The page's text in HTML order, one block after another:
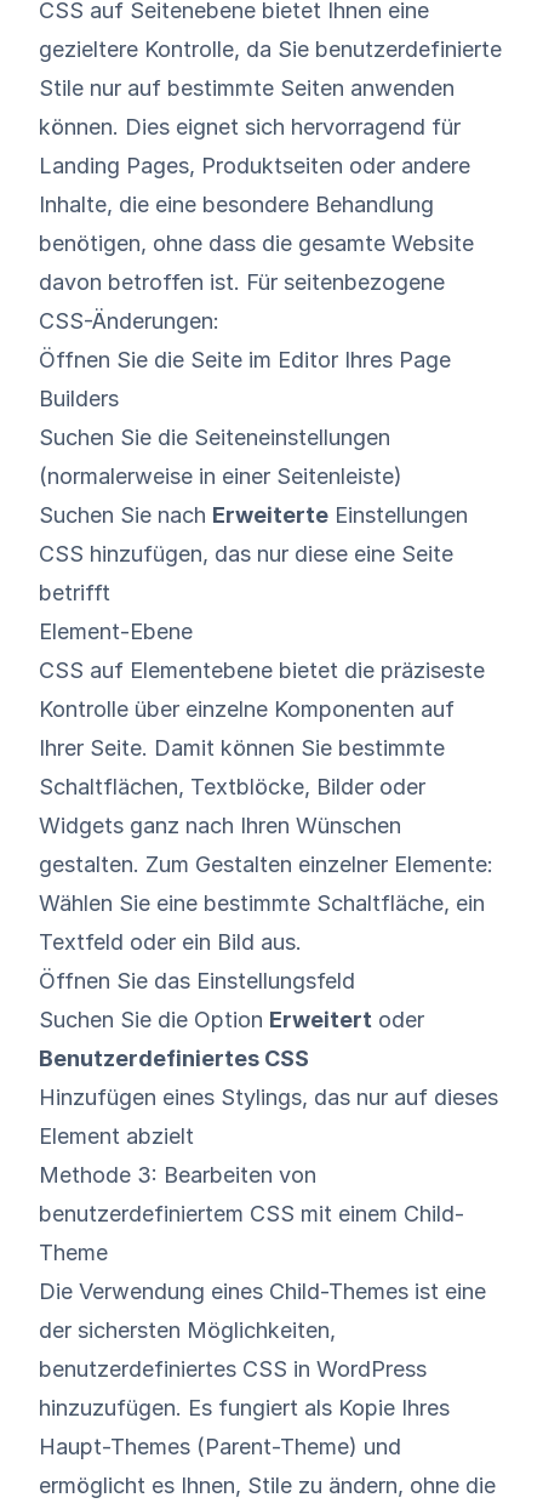
CSS auf Seitenebene bietet Ihnen eine
gezieltere Kontrolle, da Sie benutzerdefinierte
Stile nur auf bestimmte Seiten anwenden
können. Dies eignet sich hervorragend für
Landing Pages, Produktseiten oder andere
Inhalte, die eine besondere Behandlung
benötigen, ohne dass die gesamte Website
davon betroffen ist. Für seitenbezogene
CSS-Änderungen:
Öffnen Sie die Seite im Editor Ihres Page
Builders
Suchen Sie die Seiteneinstellungen
(normalerweise in einer Seitenleiste)
Suchen Sie nach Erweiterte Einstellungen
CSS hinzufügen, das nur diese eine Seite
betrifft
Element-Ebene
CSS auf Elementebene bietet die präziseste
Kontrolle über einzelne Komponenten auf
Ihrer Seite. Damit können Sie bestimmte
Schaltflächen, Textblöcke, Bilder oder
Widgets ganz nach Ihren Wünschen
gestalten. Zum Gestalten einzelner Elemente:
Wählen Sie eine bestimmte Schaltfläche, ein
Textfeld oder ein Bild aus.
Öffnen Sie das Einstellungsfeld
Suchen Sie die Option Erweitert oder
Benutzerdefiniertes CSS
Hinzufügen eines Stylings, das nur auf dieses
Element abzielt
Methode 3: Bearbeiten von
benutzerdefiniertem CSS mit einem Child-
Theme
Die Verwendung eines Child-Themes ist eine
der sichersten Möglichkeiten,
benutzerdefiniertes CSS in WordPress
hinzuzufügen. Es fungiert als Kopie Ihres
Haupt-Themes (Parent-Theme) und
ermöglicht es Ihnen, Stile zu ändern, ohne die